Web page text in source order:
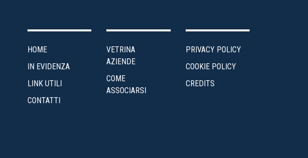
HOME
IN EVIDENZA
LINK UTILI
CONTATTI
VETRINA
AZIENDE
COME
ASSOCIARSI
PRIVACY POLICY
COOKIE POLICY
CREDITS